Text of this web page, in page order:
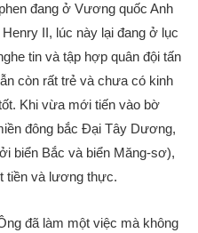
đang ở Vương quốc Anh
II, lúc này lại đang ở lục
tin và tập hợp quân đội tấn
còn rất trẻ và chưa có kinh
Khi vừa mới tiến vào bờ
đông bắc Đại Tây Dương,
biển Bắc và biển Măng-sơ),
tiền và lương thực.
đã làm một việc mà không